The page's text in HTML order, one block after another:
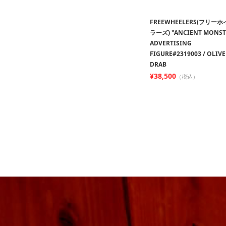
FREEWHEELERS(フリーホ
ラーズ) "ANCIENT
ADVERTISING
FIGURE#2319003 / OLIVE
DRAB
¥38,500 （税込）